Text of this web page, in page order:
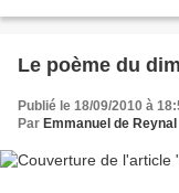
Le poème du
Publié le 18/09/2010 à
Par Emmanuel de Reynal